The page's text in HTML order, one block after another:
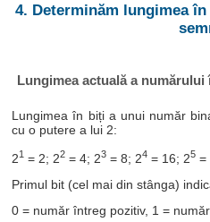
4. Determinăm lungimea
Lungimea actuală a numărului
Lungimea în biți a unui număr
cu o putere a lui 2:
21 = 2; 22 = 4; 23 = 8; 24 = 16; 25 =
Primul bit (cel mai din stânga)
0 = număr întreg pozitiv, 1 =